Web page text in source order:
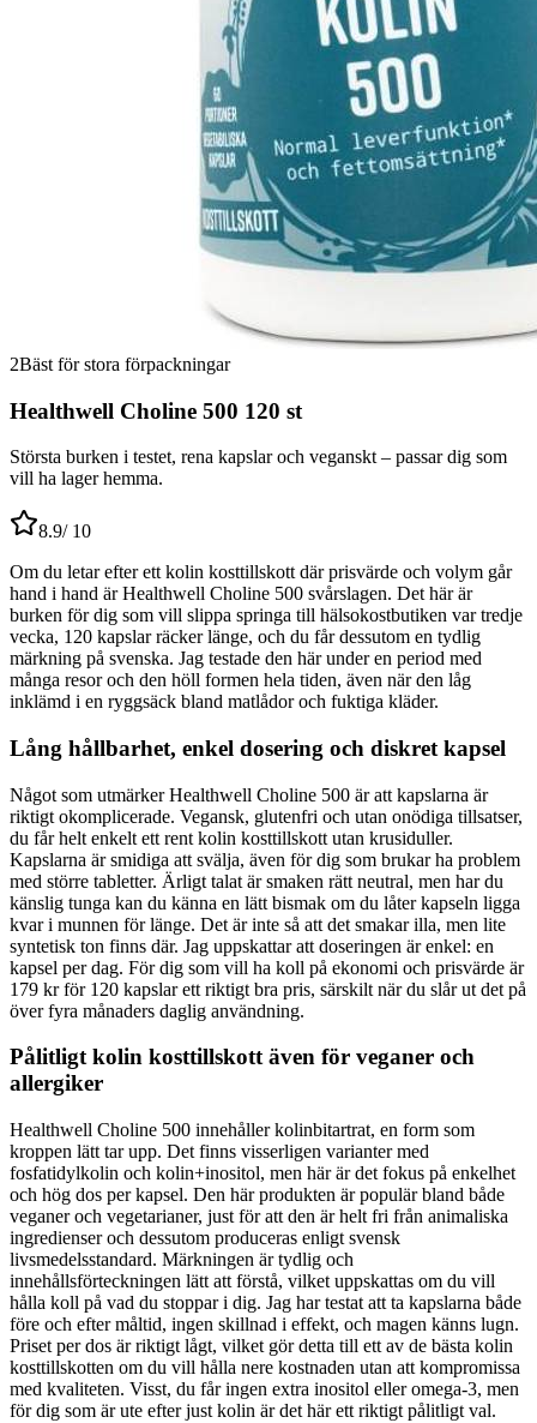
2Bäst för stora förpackningar
Healthwell Choline 500 120 st
Största burken i testet, rena kapslar och veganskt – passar dig som
vill ha lager hemma.
8.9/ 10
Om du letar efter ett kolin kosttillskott där prisvärde och volym går
hand i hand är Healthwell Choline 500 svårslagen. Det här är
burken för dig som vill slippa springa till hälsokostbutiken var tredje
vecka, 120 kapslar räcker länge, och du får dessutom en tydlig
märkning på svenska. Jag testade den här under en period med
många resor och den höll formen hela tiden, även när den låg
inklämd i en ryggsäck bland matlådor och fuktiga kläder.
Lång hållbarhet, enkel dosering och diskret kapsel
Något som utmärker Healthwell Choline 500 är att kapslarna är
riktigt okomplicerade. Vegansk, glutenfri och utan onödiga tillsatser,
du får helt enkelt ett rent kolin kosttillskott utan krusiduller.
Kapslarna är smidiga att svälja, även för dig som brukar ha problem
med större tabletter. Ärligt talat är smaken rätt neutral, men har du
känslig tunga kan du känna en lätt bismak om du låter kapseln ligga
kvar i munnen för länge. Det är inte så att det smakar illa, men lite
syntetisk ton finns där. Jag uppskattar att doseringen är enkel: en
kapsel per dag. För dig som vill ha koll på ekonomi och prisvärde är
179 kr för 120 kapslar ett riktigt bra pris, särskilt när du slår ut det på
över fyra månaders daglig användning.
Pålitligt kolin kosttillskott även för veganer och
allergiker
Healthwell Choline 500 innehåller kolinbitartrat, en form som
kroppen lätt tar upp. Det finns visserligen varianter med
fosfatidylkolin och kolin+inositol, men här är det fokus på enkelhet
och hög dos per kapsel. Den här produkten är populär bland både
veganer och vegetarianer, just för att den är helt fri från animaliska
ingredienser och dessutom produceras enligt svensk
livsmedelsstandard. Märkningen är tydlig och
innehållsförteckningen lätt att förstå, vilket uppskattas om du vill
hålla koll på vad du stoppar i dig. Jag har testat att ta kapslarna både
före och efter måltid, ingen skillnad i effekt, och magen känns lugn.
Priset per dos är riktigt lågt, vilket gör detta till ett av de bästa kolin
kosttillskotten om du vill hålla nere kostnaden utan att kompromissa
med kvaliteten. Visst, du får ingen extra inositol eller omega-3, men
för dig som är ute efter just kolin är det här ett riktigt pålitligt val.